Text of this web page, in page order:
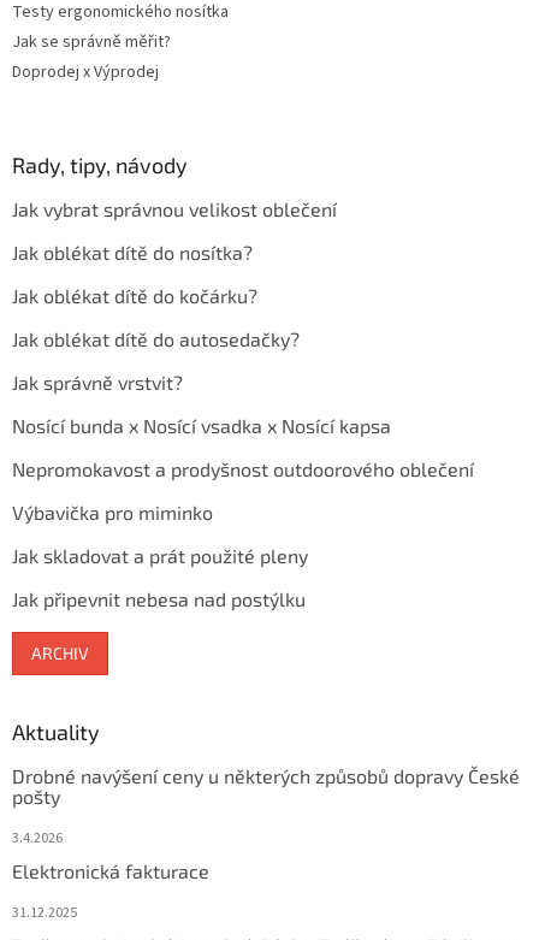
Testy ergonomického nosítka
Jak se správně měřit?
Doprodej x Výprodej
Rady, tipy, návody
Jak vybrat správnou velikost oblečení
Jak oblékat dítě do nosítka?
Jak oblékat dítě do kočárku?
Jak oblékat dítě do autosedačky?
Jak správně vrstvit?
Nosící bunda x Nosící vsadka x Nosící kapsa
Nepromokavost a prodyšnost outdoorového oblečení
Výbavička pro miminko
Jak skladovat a prát použité pleny
Jak připevnit nebesa nad postýlku
ARCHIV
Aktuality
Drobné navýšení ceny u některých způsobů dopravy České
pošty
3.4.2026
Elektronická fakturace
31.12.2025